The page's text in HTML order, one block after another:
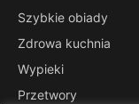
Szybkie obiady
Zdrowa kuchnia
Wypieki
Przetwory